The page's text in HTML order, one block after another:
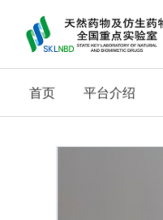
首页 平台介绍